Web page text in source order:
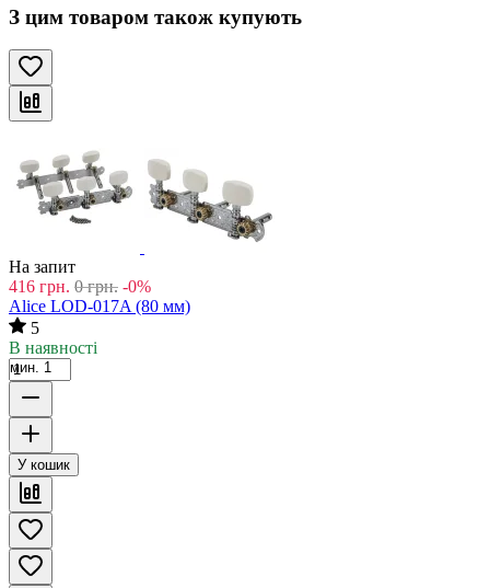
З цим товаром також купують
На запит
416 грн. 0 грн. -0%
Alice LOD-017A (80 мм)
5
В наявності
мин. 1
У кошик